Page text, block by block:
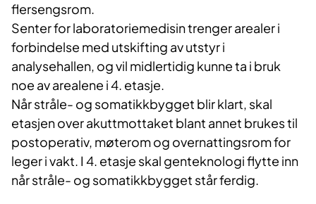
flersengsrom.
Senter for laboratoriemedisin trenger arealer i
forbindelse med utskifting av utstyr i
analysehallen, og vil midlertidig kunne ta i bruk
noe av arealene i 4. etasje.
Når stråle- og somatikkbygget blir klart, skal
etasjen over akuttmottaket blant annet brukes til
postoperativ, møterom og overnattingsrom for
leger i vakt. I 4. etasje skal genteknologi flytte inn
når stråle- og somatikkbygget står ferdig.